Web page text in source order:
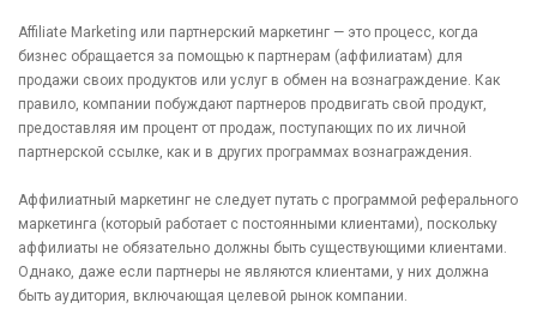
Affiliate Marketing или партнерский маркетинг — это процесс, когда
бизнес обращается за помощью к партнерам (аффилиатам) для
продажи своих продуктов или услуг в обмен на вознаграждение. Как
правило, компании побуждают партнеров продвигать свой продукт,
предоставляя им процент от продаж, поступающих по их личной
партнерской ссылке, как и в других программах вознаграждения.
Аффилиатный маркетинг не следует путать с программой реферального
маркетинга (который работает с постоянными клиентами), поскольку
аффилиаты не обязательно должны быть существующими клиентами.
Однако, даже если партнеры не являются клиентами, у них должна
быть аудитория, включающая целевой рынок компании.